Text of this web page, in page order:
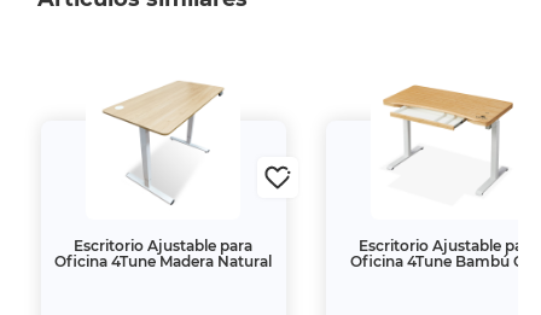
Escritorio Ajustable para
Oficina 4Tune Madera Natural
Escritorio Ajustable para
Oficina 4Tune Bambú